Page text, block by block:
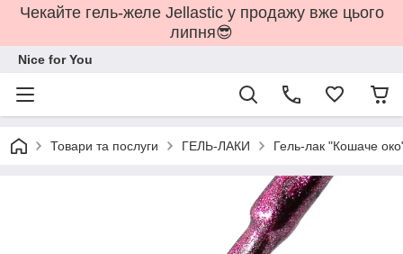
Чекайте гель-желе Jellastic у продажу вже цього
липня😎
Nice for You
Товари та послуги ГЕЛЬ-ЛАКИ Гель-лак "Кошаче